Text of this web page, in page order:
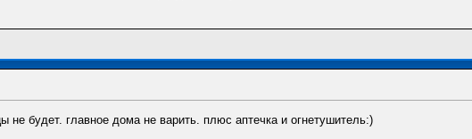
не будет. главное дома не варить. плюс аптечка и огнетушитель:)